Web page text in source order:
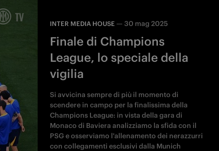
INTER MEDIA HOUSE —30 mag 2025
Finale di Champions
League, lo speciale della
vigilia
Si avvicina sempre di più il momento di
scendere in campo per la finalissima della
Champions League: in vista della gara di
Monaco di Baviera analizziamo la sfida con il
PSG e osserviamo l'allenamento dei nerazzurri
con collegamenti esclusivi dalla Munich